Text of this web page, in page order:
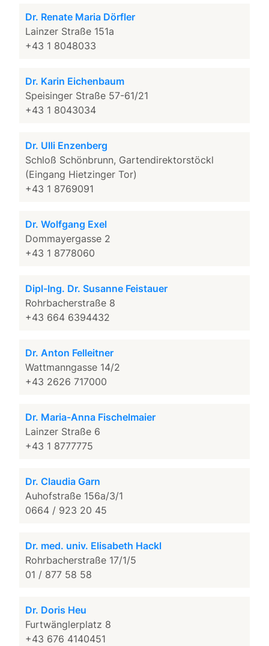
Dr. Renate Maria Dörfler
Lainzer Straße 151a
+43 1 8048033
Dr. Karin Eichenbaum
Speisinger Straße 57-61/21
+43 1 8043034
Dr. Ulli Enzenberg
Schloß Schönbrunn, Gartendirektorstöckl
(Eingang Hietzinger Tor)
+43 1 8769091
Dr. Wolfgang Exel
Dommayergasse 2
+43 1 8778060
Dipl-Ing. Dr. Susanne Feistauer
Rohrbacherstraße 8
+43 664 6394432
Dr. Anton Felleitner
Wattmanngasse 14/2
+43 2626 717000
Dr. Maria-Anna Fischelmaier
Lainzer Straße 6
+43 1 8777775
Dr. Claudia Garn
Auhofstraße 156a/3/1
0664 / 923 20 45
Dr. med. univ. Elisabeth Hackl
Rohrbacherstraße 17/1/5
01 / 877 58 58
Dr. Doris Heu
Furtwänglerplatz 8
+43 676 4140451